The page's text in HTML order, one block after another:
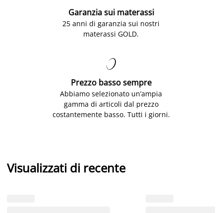
Garanzia sui materassi
25 anni di garanzia sui nostri
materassi GOLD.

Prezzo basso sempre
Abbiamo selezionato un’ampia
gamma di articoli dal prezzo
costantemente basso. Tutti i giorni.
Visualizzati di recente